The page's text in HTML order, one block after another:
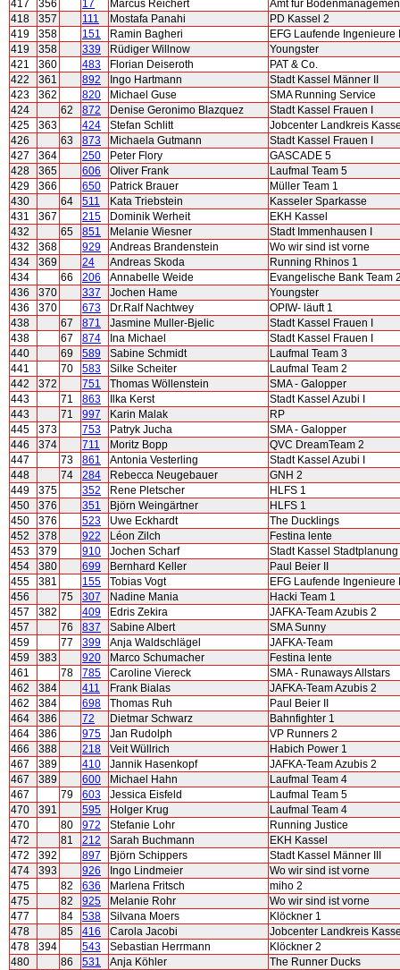
417 356 17 Marcus Reichert
Amt für
418
357 111 Mostafa Panahi
PD Kassel 2
419
358 151 Ramin Bagheri
EFG Laufende Ingenieure
419
358 339 Rüdiger Willnow
Youngster
421
360 483 Florian Deiseroth
PAT & Co.
422
361 892 Ingo Hartmann
Stadt Kassel Männer II
423
362 820 Michael Guse
SMA Running Service
424
62 872 Denise Geronimo Blazquez
Stadt Kassel Frauen I
425
363 424 Stefan Schlitt
Jobcenter Landkreis
426
63 873 Michaela Gutmann
Stadt Kassel Frauen I
427
364 250 Peter Flory
GASCADE 5
428
365 606 Oliver Frank
Laufmal Team 5
429
366 650 Patrick Brauer
Müller Team 1
430
64 511 Kata Triebstein
Kasseler Sparkasse
431
367 215 Dominik Werheit
EKH Kassel
432
65 851 Melanie Wiesner
Stadt Immenhausen I
432
368 929 Andreas Brandenstein
Wo wir sind ist vorne
434
369 24 Andreas Skoda
Running Rhinos 1
434
66 206 Annabelle Weide
Evangelische Bank Team
436
370 337 Jochen Hame
Youngster
436
370 673 Dr.Ralf Nachtwey
OPIW- läuft 1
438
67 871 Jasmine Muller-Bjelic
Stadt Kassel Frauen I
438
67 874 Ina Michael
Stadt Kassel Frauen I
440
69 589 Sabine Schmidt
Laufmal Team 3
441
70 583 Silke Scheiter
Laufmal Team 2
442
372 751 Thomas Wöllenstein
SMA - Galopper
443
71 863 Ilka Kerst
Stadt Kassel Azubi I
443
71 997 Karin Malak
RP
445
373 753 Patryk Jucha
SMA - Galopper
446
374 711 Moritz Bopp
QVC DreamTeam 2
447
73 861 Antonia Vesterling
Stadt Kassel Azubi I
448
74 284 Rebecca Neugebauer
GNH 2
449
375 352 Rene Pletscher
HLFS 1
450
376 351 Björn Weingärtner
HLFS 1
450
376 523 Uwe Eckhardt
The Ducklings
452
378 922 Léon Zilch
Festina lente
453
379 910 Jochen Scharf
Stadt Kassel Stadtplanung
454
380 699 Bernhard Keller
Paul Beier II
455
381 155 Tobias Vogt
EFG Laufende Ingenieure
456
75 307 Nadine Mania
Hacki Team 1
457
382 409 Edris Zekira
JAFKA-Team Azubis 2
457
76 837 Sabine Albert
SMA Sunny
459
77 399 Anja Waldschlägel
JAFKA-Team
459
383 920 Marco Schumacher
Festina lente
461
78 785 Caroline Viereck
SMA - Runaways Allstars
462
384 411 Frank Bialas
JAFKA-Team Azubis 2
462
384 698 Thomas Ruh
Paul Beier II
464
386 72 Dietmar Schwarz
Bahnfighter 1
464
386 975 Jan Rudolph
VP Runners 2
466
388 218 Veit Wüllrich
Habich Power 1
467
389 410 Jannik Hasenkopf
JAFKA-Team Azubis 2
467
389 600 Michael Hahn
Laufmal Team 4
467
79 603 Jessica Eisfeld
Laufmal Team 5
470
391 595 Holger Krug
Laufmal Team 4
470
80 972 Stefanie Lohr
Running Justice
472
81 212 Sarah Buchmann
EKH Kassel
472
392 897 Björn Schippers
Stadt Kassel Männer III
474
393 926 Ingo Lindmeier
Wo wir sind ist vorne
475
82 636 Marlena Fritsch
miho 2
475
82 925 Melanie Rohr
Wo wir sind ist vorne
477
84 538 Silvana Moers
Klöckner 1
478
85 416 Carola Jacobi
Jobcenter Landkreis
478
394 543 Sebastian Herrmann
Klöckner 2
480
86 531 Anja Köhler
The Runner Ducks